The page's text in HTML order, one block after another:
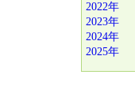
2022年
2023年
2024年
2025年